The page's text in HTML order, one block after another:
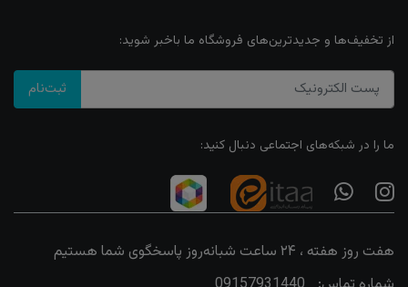
از تخفیف‌ها و جدیدترین‌های فروشگاه ما باخبر شوید:
ثبت‌نام
ما را در شبکه‌های اجتماعی دنبال کنید:
هفت روز هفته ، ۲۴ ساعت شبانه‌روز پاسخگوی شما هستیم